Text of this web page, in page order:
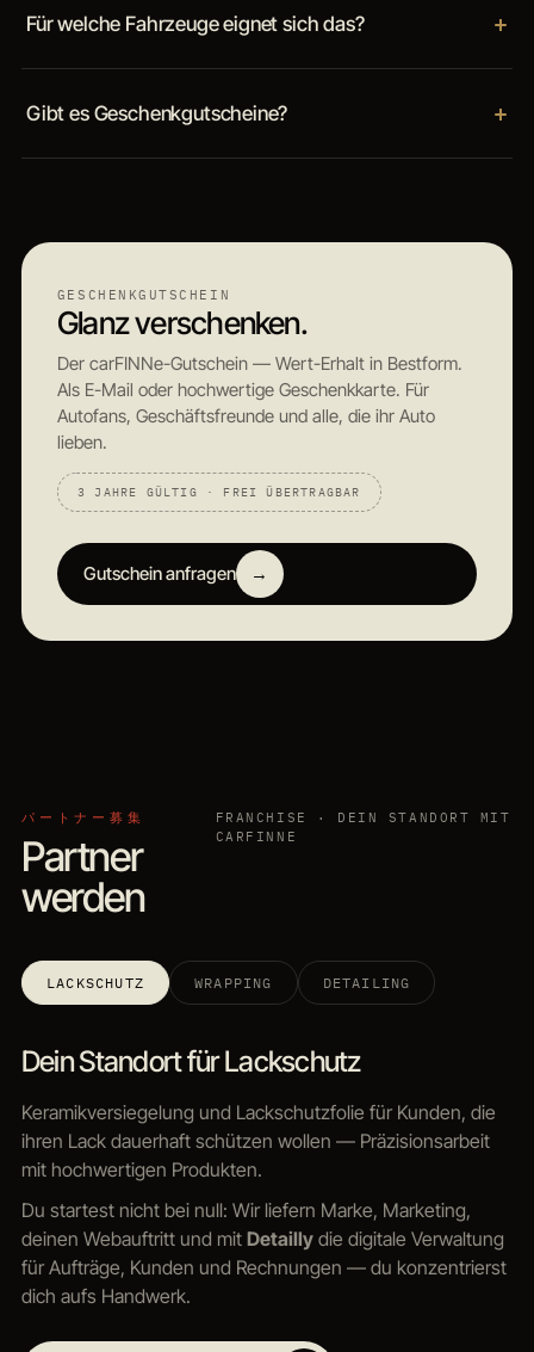
Für welche Fahrzeuge eignet sich das?
Gibt es Geschenkgutscheine?
GESCHENKGUTSCHEIN
Glanz verschenken.
Der carFINNe-Gutschein — Wert-Erhalt in Bestform.
Als E-Mail oder hochwertige Geschenkkarte. Für
Autofans, Geschäftsfreunde und alle, die ihr Auto
lieben.
3 JAHRE GÜLTIG · FREI ÜBERTRAGBAR
Gutschein anfragen →
パートナー募集
Partner
werden
FRANCHISE · DEIN STANDORT MIT
CARFINNE
LACKSCHUTZ WRAPPING DETAILING
Dein Standort für Lackschutz
Keramikversiegelung und Lackschutzfolie für Kunden, die
ihren Lack dauerhaft schützen wollen — Präzisionsarbeit
mit hochwertigen Produkten.
Du startest nicht bei null: Wir liefern Marke, Marketing,
deinen Webauftritt und mit Detaillydie digitale Verwaltung
für Aufträge, Kunden und Rechnungen — du konzentrierst
dich aufs Handwerk.